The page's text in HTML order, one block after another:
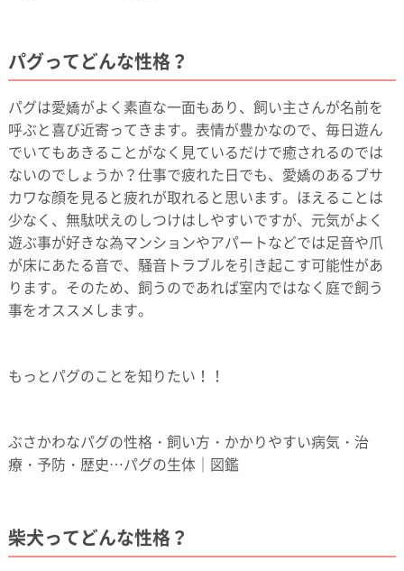
パグってどんな性格？
パグは愛嬌がよく素直な一面もあり、飼い主さんが名前を
呼ぶと喜び近寄ってきます。表情が豊かなので、毎日遊ん
でいてもあきることがなく見ているだけで癒されるのでは
ないのでしょうか？仕事で疲れた日でも、愛嬌のあるブサ
カワな顔を見ると疲れが取れると思います。ほえることは
少なく、無駄吠えのしつけはしやすいですが、元気がよく
遊ぶ事が好きな為マンションやアパートなどでは足音や爪
が床にあたる音で、騒音トラブルを引き起こす可能性があ
ります。そのため、飼うのであれば室内ではなく庭で飼う
事をオススメします。
もっとパグのことを知りたい！！
ぶさかわなパグの性格・飼い方・かかりやすい病気・治
療・予防・歴史…パグの生体｜図鑑
柴犬ってどんな性格？